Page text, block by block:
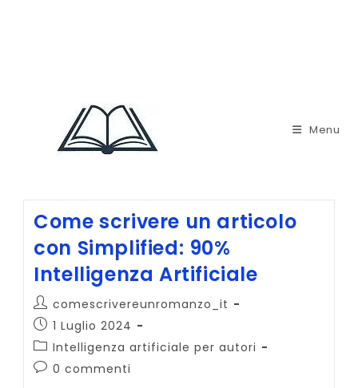
Menu
Come scrivere un articolo
con Simplified: 90%
Intelligenza Artificiale
Autore
dell'articolo:
comescrivereunromanzo_it
Articolo
pubblicato:
1 Luglio 2024
Categoria
dell'articolo:
Intelligenza artificiale per autori
Commenti
0 commenti